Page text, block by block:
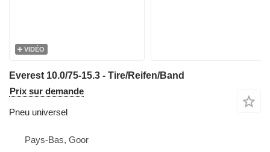
VIDÉO
Everest 10.0/75-15.3 - Tire/Reifen/Band
Prix sur demande
Pneu universel
Pays-Bas, Goor